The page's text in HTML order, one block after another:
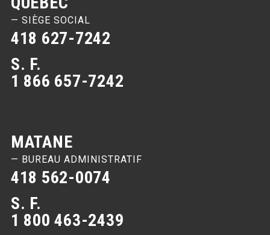
— SIÈGE SOCIAL
418 627-7242
S. F.
1 866 657-7242
MATANE
— BUREAU ADMINISTRATIF
418 562-0074
S. F.
1 800 463-2439